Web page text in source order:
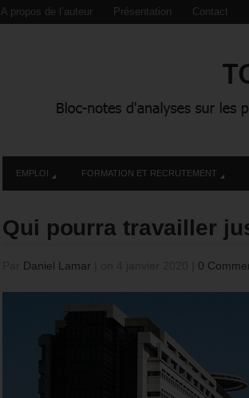
A propos de l’auteur Présentation Contact
EMPLOI FORMATION ET RECRUTEMENT
Qui pourra travailler
Daniel Lamar
0